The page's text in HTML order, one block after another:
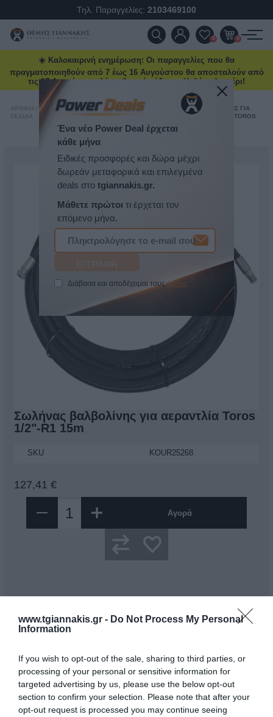
www.tgiannakis.gr - Do Not Process My Personal
Information
If you wish to opt-out of the sale, sharing to third parties, or
processing of your personal or sensitive information for
targeted advertising by us, please use the below opt-out
section to confirm your selection. Please note that after your
opt-out request is processed you may continue seeing
Τηλ. Παραγγελίες: 2103469100
ΠΡΟΪΌΝΤΑ
ΠΡΟΣΦΟΡΈΣ
ΝΈΕΣ ΑΦΊΞΕΙΣ
ΕΠΙΚΟΙΝΩΝΊΑ
ΝΈΑ & ΆΡΘΡΑ
0 0
☀️ Καλοκαιρινή ενημέρωση: Οι παραγγελίες που θα
πραγματοποιηθούν από 7 έως 16 Αυγούστου θα αποσταλούν από
τις 17 Αυγούστου, λόγω θερινής άδειας. Καλό καλοκαίρι!
ΕΡΓΑΛΕΊΑ
/ ΓΡΑΣΣΑΔΌΡΟΙ-
ΛΊΠΑΝΣΗ
/ ΒΑΛΒΟΛΊΝΗΣ/
ΠΑΡΕΛΚΌΜΕΝΑ
/
ΣΩΛΉΝΑΣ
ΒΑΛΒΟΛΊΝΗΣ ΓΙΑ
ΑΕΡΑΝΤΛΊΑ TOROS
Σωλήνας βαλβολίνης για αεραντλία Toros
1/2"-R1 15m
SKU KOUR25268
127,41 €
Αγορά
Περιγραφή: 1/2'' – R1 – 15m
Τύπος Αντλίας: TOROS
Female npsc – Male npt
Πίεση λειτουργίας: 22,4Mpa-224 bar
Ένα νέο Power Deal έρχεται
κάθε μήνα
Ειδικές προσφορές και δώρα μέχρι
δωρεάν μεταφορικά και επιλεγμένα
Μάθετε πρώτοιτι έρχεται τον
επόμενο μήνα.
Διάβασα και αποδέχομαι τους όρους